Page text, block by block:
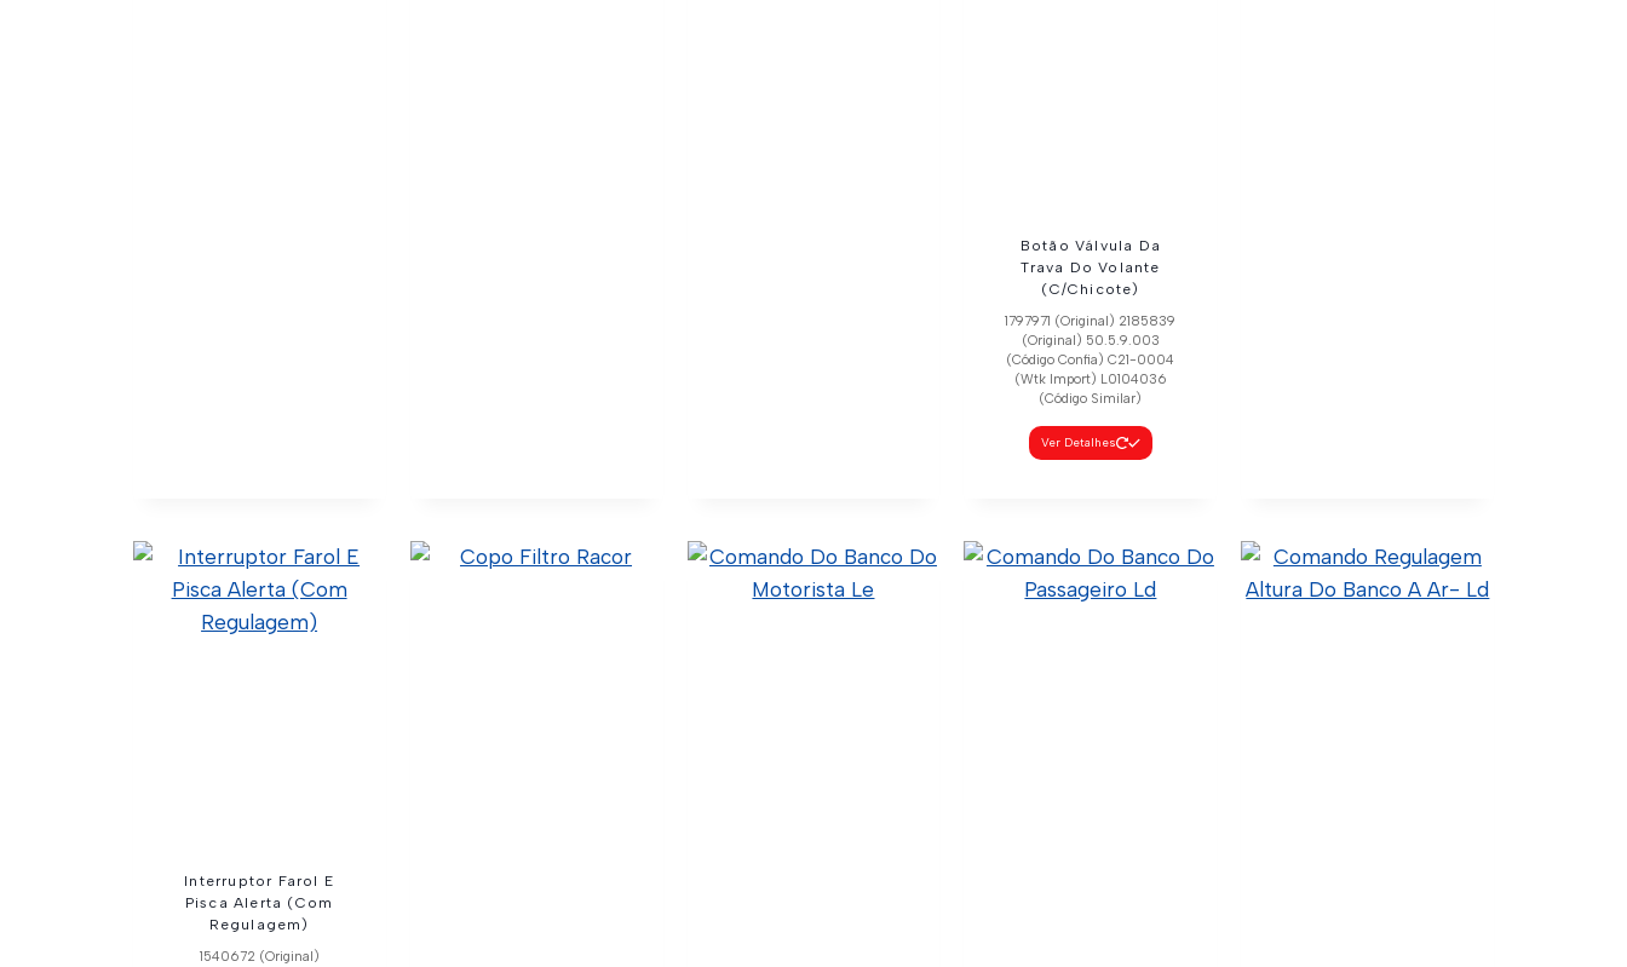
Ar Condicionado
50.99.1.002 (Código
Confia) C11-0007 (Original)
C11-0007 (Wtk Import)
Interruptor Vidro
Eletrico – S5
Interruptor Vidro
Eletrico – S4
1413146 (Original)
Botão Válvula Da
Trava Do Volante
(C/Chicote)
1797971 (Original) 2185839
(Original) 50.5.9.003
(Código Confia) C21-0004
(Wtk Import) L0104036
(Código Similar)
Ver Detalhes
Interruptor Farol E
Pisca Alerta
1540673 (Original) 1900317
Interruptor Farol E
Pisca Alerta (Com
Regulagem)
1540672 (Original)